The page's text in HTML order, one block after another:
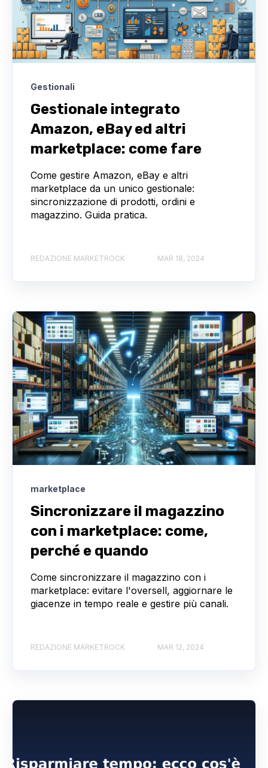
Gestionali
Gestionale integrato
Amazon, eBay ed altri
marketplace: come fare
Come gestire Amazon, eBay e altri
marketplace da un unico gestionale:
sincronizzazione di prodotti, ordini e
magazzino. Guida pratica.
REDAZIONE MARKETROCK MAR 18, 2024
marketplace
Sincronizzare il magazzino
con i marketplace: come,
perché e quando
Come sincronizzare il magazzino con i
marketplace: evitare l'oversell, aggiornare le
giacenze in tempo reale e gestire più canali.
REDAZIONE MARKETROCK MAR 12, 2024